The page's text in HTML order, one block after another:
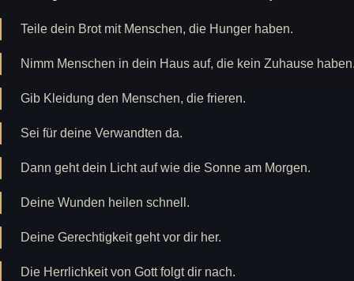
Teile dein Brot mit Menschen, die Hunger haben.
Nimm Menschen in dein Haus auf, die kein Zuhause
Gib Kleidung den Menschen, die frieren.
Sei für deine Verwandten da.
Dann geht dein Licht auf wie die Sonne am Morgen.
Deine Wunden heilen schnell.
Deine Gerechtigkeit geht vor dir her.
Die Herrlichkeit von Gott folgt dir nach.